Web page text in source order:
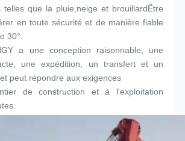
telles que la pluie,neige et brouillardÊtre
en toute sécurité et de manière fiable
30°.
a une conception raisonnable, une
une expédition, un transfert et un
peut répondre aux exigences
de construction et à l'exploitation